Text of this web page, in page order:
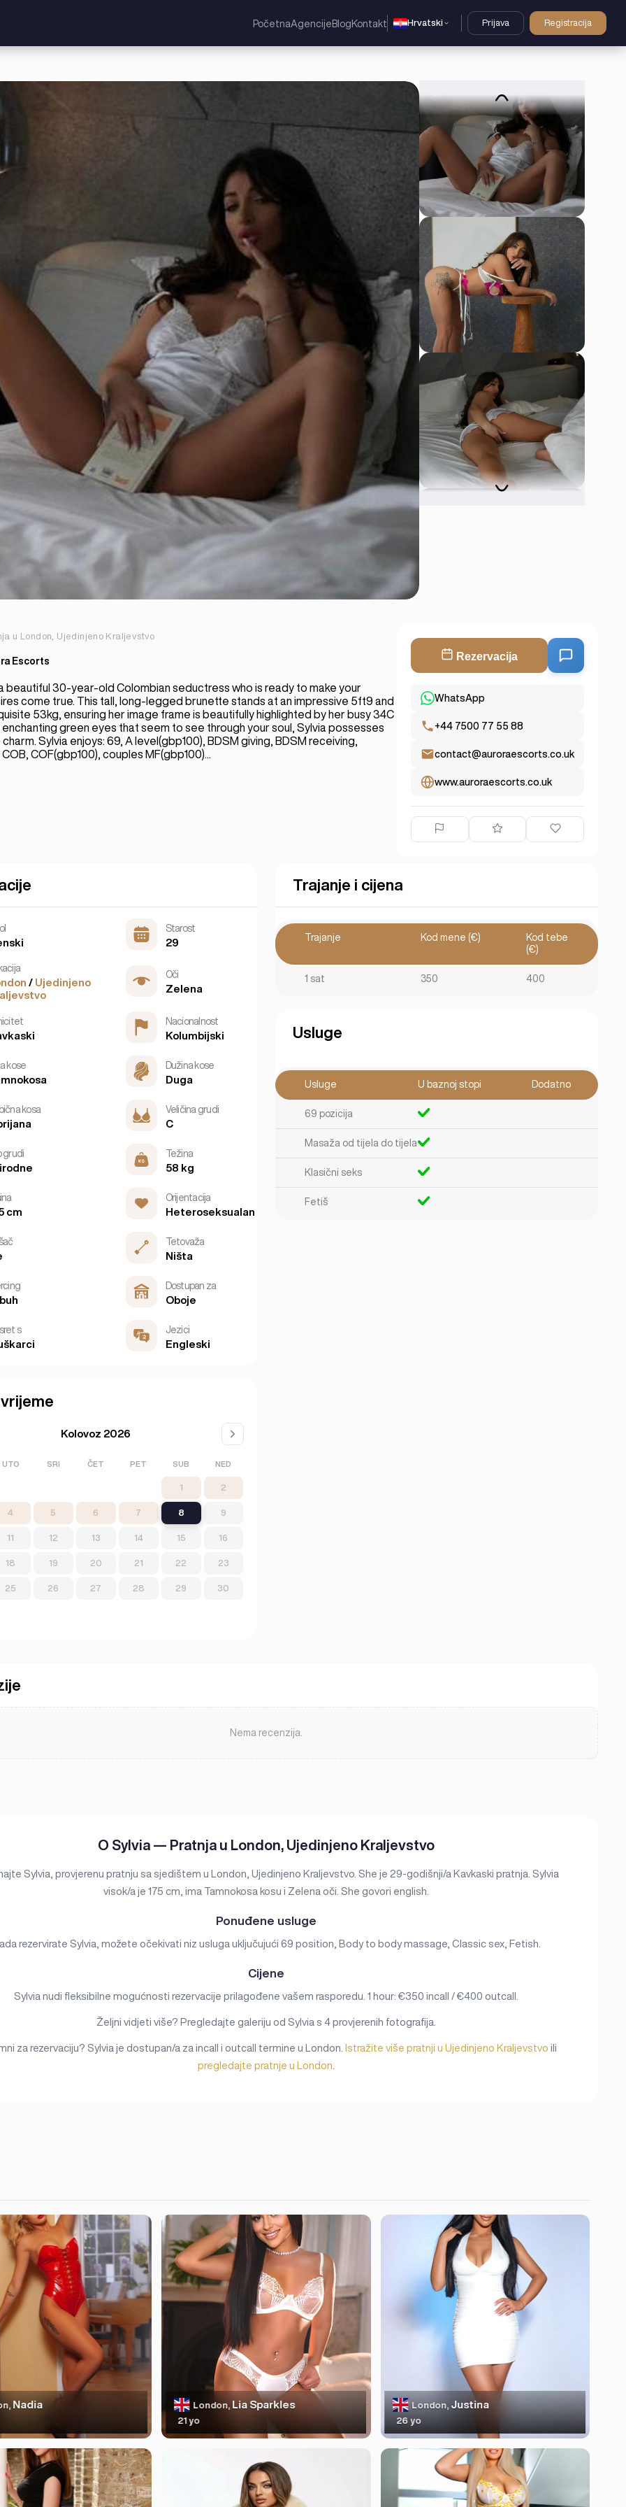
PočetnaAgencije Blog Kontakt Hrvatski Prijava Registracija
u London, Ujedinjeno Kraljevstvo
Escorts
beautiful 30-year-old Colombian seductress who is ready to make your
come true. This tall, long-legged brunette stands at an impressive 5ft9 and
53kg, ensuring her image frame is beautifully highlighted by her busy 34C
enchanting green eyes that seem to see through your soul, Sylvia possesses
Sylvia enjoys: 69, A level(gbp100), BDSM giving, BDSM receiving,
COF(gbp100), couples MF(gbp100)...
Rezervacija
WhatsApp
+44 7500 77 55 88
contact@auroraescorts.co.uk
www.auroraescorts.co.uk
Starost
29
/ Ujedinjeno
Oči
Zelena
Nacionalnost
Kolumbijski
kose Dužina kose
Duga
kosa Veličina grudi
C
grudi Težina
58 kg
cm
Orijentacija
Heteroseksualan
Tetovaža
Ništa
Dostupan za
Oboje
s Jezici
Engleski
Kolovoz 2026
UTO SRI ČET PET SUB NED
1 2
4 5 6 7 8 9
11 12 13 14 15 16
18 19 20 21 22 23
25 26 27 28 29 30
Trajanje i cijena
Trajanje Kod mene (€)
Kod tebe
(€)
1 sat 350 400
Usluge
Usluge U baznoj stopi Dodatno
69 pozicija
Masaža od tijela do tijela
Klasični seks
Fetiš
Nema recenzija.
O Sylvia — Pratnja u London, Ujedinjeno Kraljevstvo
Sylvia, provjerenu pratnju sa sjedištem u London, Ujedinjeno Kraljevstvo. She je 29-godišnji/a Kavkaski pratnja. Sylvia
visok/a je 175 cm, ima Tamnokosa kosu i Zelena oči. She govori english.
Ponuđene usluge
rezervirate Sylvia, možete očekivati niz usluga uključujući 69 position, Body to body massage, Classic sex, Fetish.
Cijene
Sylvia nudi fleksibilne mogućnosti rezervacije prilagođene vašem rasporedu. 1 hour: €350 incall / €400 outcall.
Željni vidjeti više? Pregledajte galeriju od Sylvia s 4 provjerenih fotografija.
za rezervaciju? Sylvia je dostupan/a za incall i outcall termine u London. Istražite više pratnji u Ujedinjeno Kraljevstvo ili
pregledajte pratnje u London
Nadia London,Lia Sparkles
21 yo
London, Justina
26 yo